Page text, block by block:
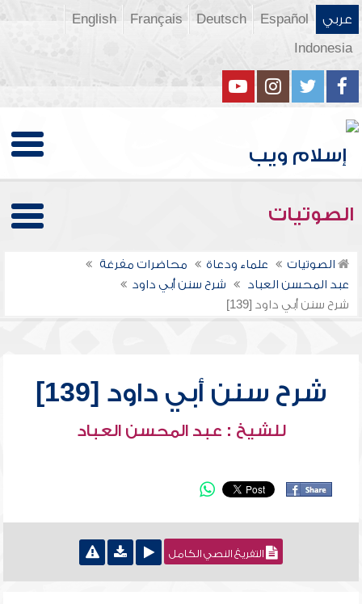
عربي Español
Deutsch
Français
English
Indonesia
الصوتيات
الصوتيات علماء ودعاة
محاضرات مفرغة
عبد المحسن العباد
شرح سنن أبي داود
شرح سنن أبي داود [139]
شرح سنن أبي داود [139]
للشيخ : عبد المحسن العباد
التفريغ النصي الكامل